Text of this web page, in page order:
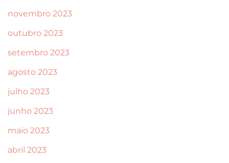
novembro 2023
outubro 2023
setembro 2023
agosto 2023
julho 2023
junho 2023
maio 2023
abril 2023